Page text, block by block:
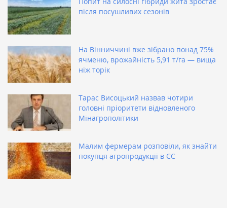
після посушливих сезонів
На Вінниччині вже зібрано понад 75%
ячменю, врожайність 5,91 т/га — вища
ніж торік
Тарас Висоцький назвав чотири
головні пріоритети відновленого
Мінагрополітики
Малим фермерам розповіли, як знайти
покупця агропродукції в ЄС